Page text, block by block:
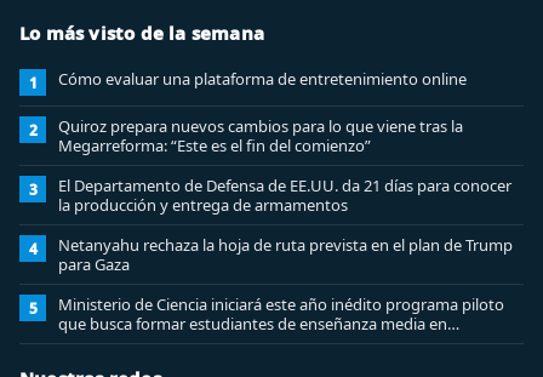
Lo más visto de la semana
1 Cómo evaluar una plataforma de entretenimiento online
2
Quiroz prepara nuevos cambios para lo que viene tras la
Megarreforma: “Este es el fin del comienzo”
3
El Departamento de Defensa de EE.UU. da 21 días para conocer
la producción y entrega de armamentos
4
Netanyahu rechaza la hoja de ruta prevista en el plan de Trump
para Gaza
5
Ministerio de Ciencia iniciará este año inédito programa piloto
que busca formar estudiantes de enseñanza media en
ciberseguridad